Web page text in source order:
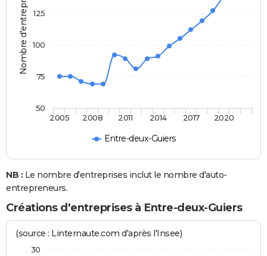
Nombre d'entreprises
Entre-deux-Guiers
2005 2008 2011 2014 2017 2020
50
75
100
125
NB : Le nombre d'entreprises inclut le nombre d'auto-
entrepreneurs.
Créations d'entreprises à Entre-deux-Guiers
(source : Linternaute.com d'après l'Insee)
30